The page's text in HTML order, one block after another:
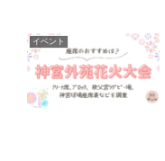
イベント